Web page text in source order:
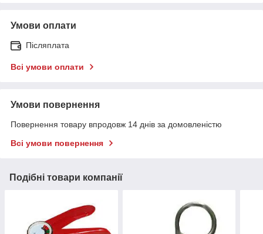
Умови оплати
Післяплата
Всі умови оплати
Умови повернення
Повернення товару впродовж 14 днів за домовленістю
Всі умови повернення
Подібні товари компанії